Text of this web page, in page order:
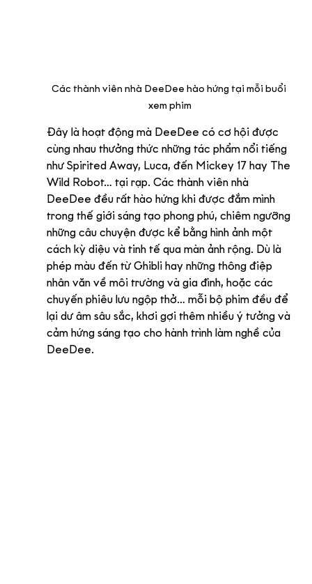
Các thành viên nhà DeeDee hào hứng tại mỗi buổi
xem phim
Đây là hoạt động mà DeeDee có cơ hội được
cùng nhau thưởng thức những tác phẩm nổi tiếng
như Spirited Away, Luca, đến Mickey 17 hay The
Wild Robot… tại rạp. Các thành viên nhà
DeeDee đều rất hào hứng khi được đắm mình
trong thế giới sáng tạo phong phú, chiêm ngưỡng
những câu chuyện được kể bằng hình ảnh một
cách kỳ diệu và tinh tế qua màn ảnh rộng. Dù là
phép màu đến từ Ghibli hay những thông điệp
nhân văn về môi trường và gia đình, hoặc các
chuyến phiêu lưu ngộp thở… mỗi bộ phim đều để
lại dư âm sâu sắc, khơi gợi thêm nhiều ý tưởng và
cảm hứng sáng tạo cho hành trình làm nghề của
DeeDee.